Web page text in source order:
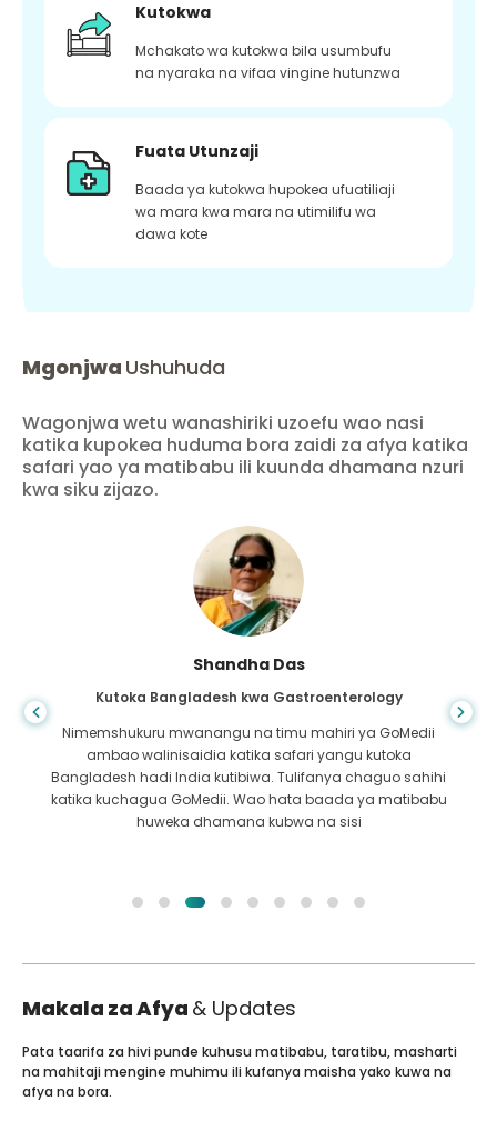
Kutokwa
Mchakato wa kutokwa bila usumbufu
na nyaraka na vifaa vingine hutunzwa
Fuata Utunzaji
Baada ya kutokwa hupokea ufuatiliaji
wa mara kwa mara na utimilifu wa
dawa kote
Mgonjwa Ushuhuda
Wagonjwa wetu wanashiriki uzoefu wao nasi
katika kupokea huduma bora zaidi za afya katika
safari yao ya matibabu ili kuunda dhamana nzuri
kwa siku zijazo.
Shandha Das
Kutoka Bangladesh kwa Gastroenterology
Nimemshukuru mwanangu na timu mahiri ya GoMedii
ambao walinisaidia katika safari yangu kutoka
Bangladesh hadi India kutibiwa. Tulifanya chaguo sahihi
katika kuchagua GoMedii. Wao hata baada ya matibabu
huweka dhamana kubwa na sisi
Makala za Afya & Updates
Pata taarifa za hivi punde kuhusu matibabu, taratibu, masharti
na mahitaji mengine muhimu ili kufanya maisha yako kuwa na
afya na bora.